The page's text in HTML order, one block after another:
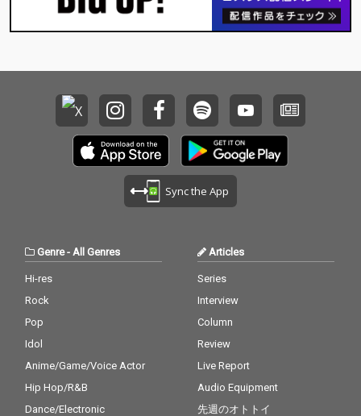
Sync the App
Genre- All Genres
Hi-res
Rock
Pop
Idol
Anime/Game/Voice Actor
Hip Hop/R&B
Dance/Electronic
Articles
Series
Interview
Column
Review
Live Report
Audio Equipment
先週のオトトイ